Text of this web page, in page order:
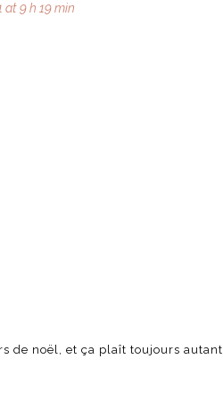
at 9 h 19 min
de noël, et ça plaît toujours autant